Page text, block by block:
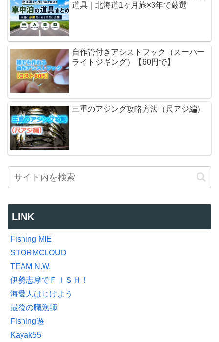
道具｜北海道1ヶ月旅×3年で厳選
自作管付きアシストフック（スーパー
ライトジギング）【60円で】
三重のアジング攻略方法（尺アジ編）
LINK
Fishing MIE
STORMCLOUD
TEAM N.W.
伊勢志摩でＦＩＳＨ！
海愛人はじけよう
最後の職漁師
Fishing遊
Kayak55